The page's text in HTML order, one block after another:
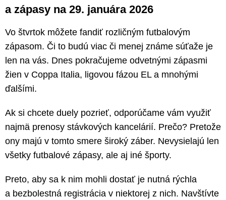
a zápasy na 29. januára 2026
Vo štvrtok môžete fandiť rozličným futbalovým
zápasom. Či to budú viac či menej známe súťaže je
len na vás. Dnes pokračujeme odvetnými zápasmi
žien v Coppa Italia, ligovou fázou EL a mnohými
ďalšími.
Ak si chcete duely pozrieť, odporúčame vám využiť
najmä prenosy stávkových kancelárií. Prečo? Pretože
ony majú v tomto smere široký záber. Nevysielajú len
všetky futbalové zápasy, ale aj iné športy.
Preto, aby sa k nim mohli dostať je nutná rýchla
a bezbolestná registrácia v niektorej z nich. Navštívte